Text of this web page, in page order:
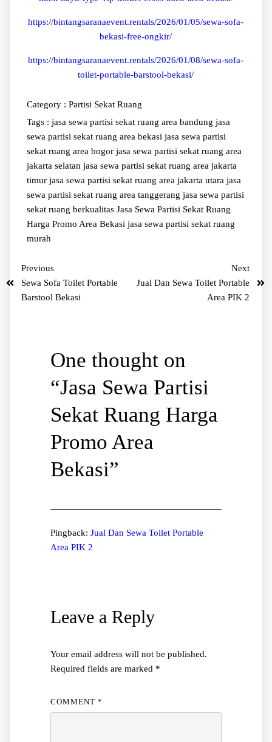
https://bintangsaranaevent.rentals/2026/01/05/sewa-sofa-
bekasi-free-ongkir/
https://bintangsaranaevent.rentals/2026/01/08/sewa-sofa-
toilet-portable-barstool-bekasi/
Category : Partisi Sekat Ruang
Tags : jasa sewa partisi sekat ruang area bandung jasa
sewa partisi sekat ruang area bekasi jasa sewa partisi
sekat ruang area bogor jasa sewa partisi sekat ruang area
jakarta selatan jasa sewa partisi sekat ruang area jakarta
timur jasa sewa partisi sekat ruang area jakarta utara jasa
sewa partisi sekat ruang area tanggerang jasa sewa partisi
sekat ruang berkualitas Jasa Sewa Partisi Sekat Ruang
Harga Promo Area Bekasi jasa sewa partisi sekat ruang
murah
Previous
Sewa Sofa Toilet Portable
Barstool Bekasi
Next
Jual Dan Sewa Toilet Portable
Area PIK 2
One thought on
“Jasa Sewa Partisi
Sekat Ruang Harga
Promo Area
Bekasi”
Pingback: Jual Dan Sewa Toilet Portable
Area PIK 2
Leave a Reply
Your email address will not be published.
Required fields are marked *
COMMENT *